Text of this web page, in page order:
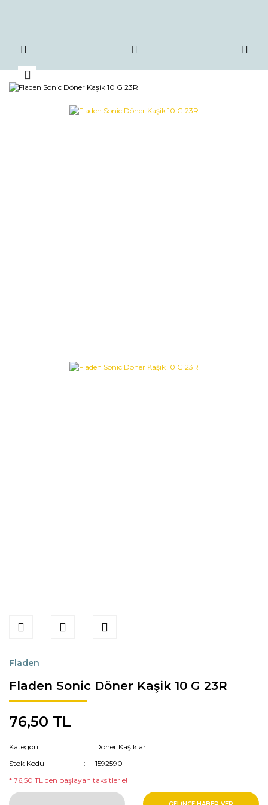
Fladen
Fladen Sonic Döner Kaşik 10 G 23R
76,50 TL
Kategori
Döner Kaşıklar
Stok Kodu
1592590
* 76,50 TL den başlayan taksitlerle!